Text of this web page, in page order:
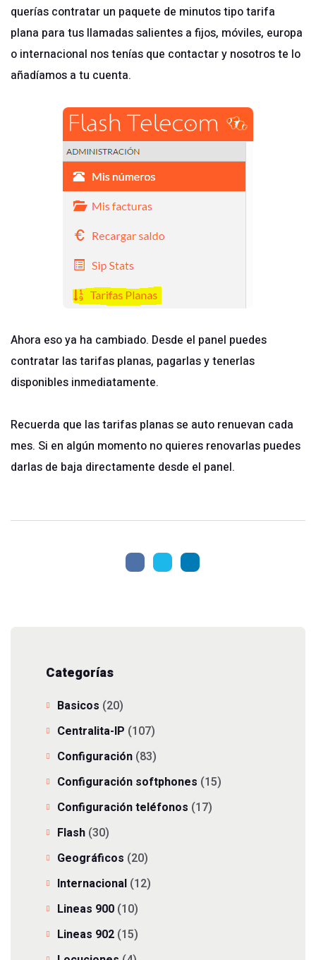
querías contratar un paquete de minutos tipo tarifa
plana para tus llamadas salientes a fijos, móviles, europa
o internacional nos tenías que contactar y nosotros te lo
añadíamos a tu cuenta.
Ahora eso ya ha cambiado. Desde el panel puedes
contratar las tarifas planas, pagarlas y tenerlas
disponibles inmediatamente.
Recuerda que las tarifas planas se auto renuevan cada
mes. Si en algún momento no quieres renovarlas puedes
darlas de baja directamente desde el panel.
Categorías
Basicos (20)
Centralita-IP (107)
Configuración (83)
Configuración softphones (15)
Configuración teléfonos (17)
Flash (30)
Geográficos (20)
Internacional (12)
Lineas 900 (10)
Lineas 902 (15)